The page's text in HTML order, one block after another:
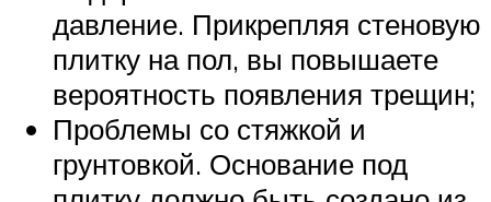
давление. Прикрепляя стеновую
плитку на пол, вы повышаете
вероятность появления трещин;
Проблемы со стяжкой и
грунтовкой. Основание под